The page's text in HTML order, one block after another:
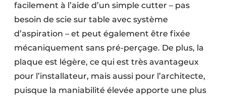
facilement à l’aide d’un simple cutter – pas
besoin de scie sur table avec système
d’aspiration – et peut également être fixée
mécaniquement sans pré-perçage. De plus, la
plaque est légère, ce qui est très avantageux
pour l’installateur, mais aussi pour l’architecte,
puisque la maniabilité élevée apporte une plus